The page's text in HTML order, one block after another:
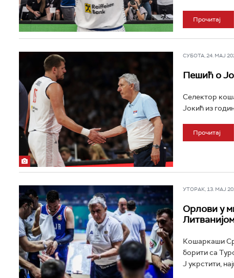
Прочитај
СУБОТА, 24. МАЈ
Пешић о
Селектор
Јокић из
Прочитај
УТОРАК, 13. МАЈ
Орлови у
Кошаркаши
борити са
Ј укрстити,